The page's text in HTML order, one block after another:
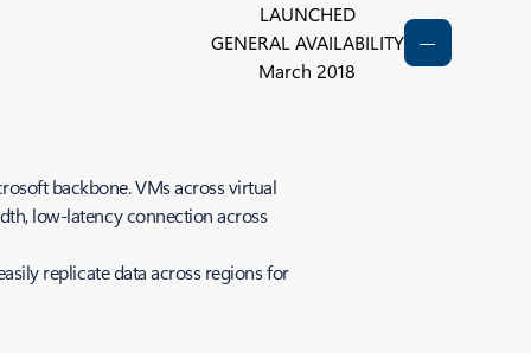
LAUNCHED
GENERAL AVAILABILITY
March 2018
backbone. VMs across virtual
low-latency connection across
replicate data across regions for